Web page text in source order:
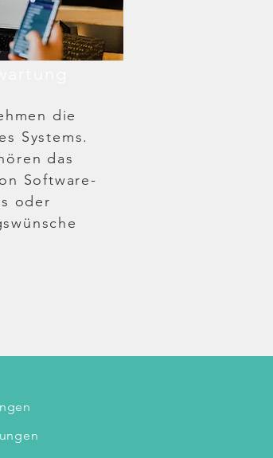
die
Systems.
das
Software-
oder